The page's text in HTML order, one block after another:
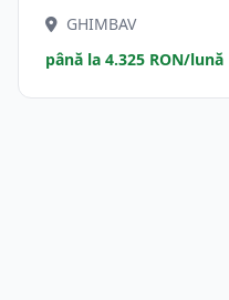
GHIMBAV
până la 4.325 RON/lună